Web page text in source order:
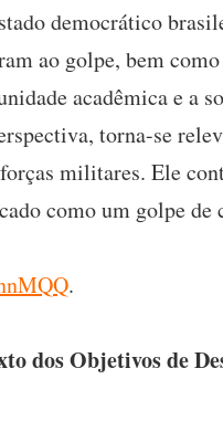
democrático
ao golpe, bem
acadêmica e a
torna-se
militares. Ele
como um golpe de
.
dos Objetivos de